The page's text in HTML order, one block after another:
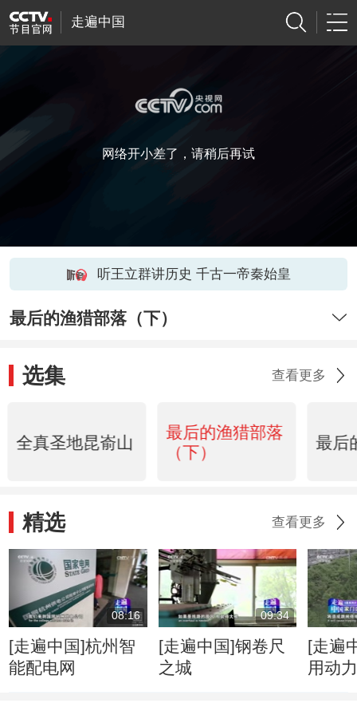
走遍中国
网络开小差了，请稍后再试
听王立群讲历史 千古一帝秦始皇
最后的渔猎部落（下）
选集 查看更多
全真圣地昆嵛山
最后的渔猎部落
（下）
最后
精选 查看更多
08:16
[走遍中国]杭州智
能配电网
09:34
[走遍中国]钢卷尺
之城
[走遍
用动